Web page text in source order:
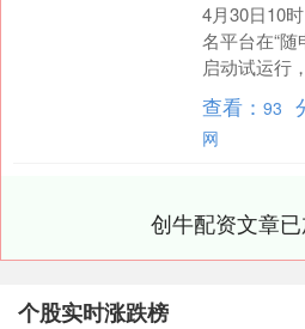
4月30日10
名平台在“
启动试运行
至5月15日
民....
查看：93
网
创牛配资文章
个股实时涨跌榜